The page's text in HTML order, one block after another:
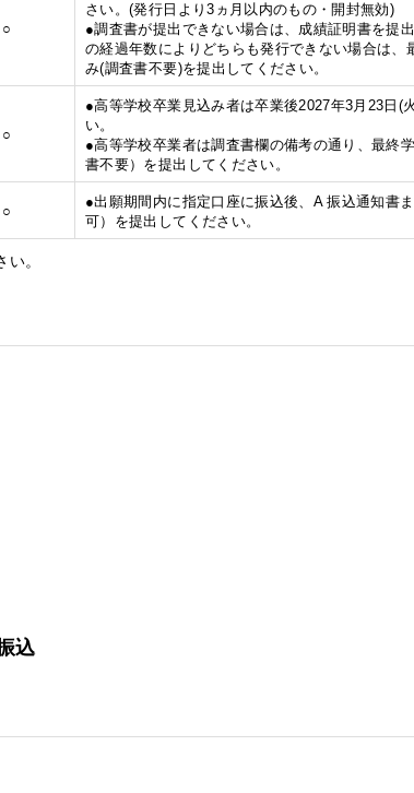
○
さい。(発行日より3ヵ月以内のもの・開封無効)
●調査書が提出できない場合は、成績証明書を提
の経過年数によりどちらも発行できない場合は、
み(調査書不要)を提出してください。
○
●高等学校卒業見込み者は卒業後2027年3月23日(
い。
●高等学校卒業者は調査書欄の備考の通り、最終
書不要）を提出してください。
○
●出願期間内に指定口座に振込後、A 振込通知書
可）を提出してください。
。
込